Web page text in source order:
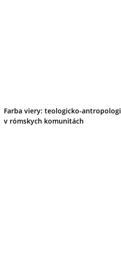
Gastro
Kaviarne
Farba viery: teologicko-
v rómskych komunitách